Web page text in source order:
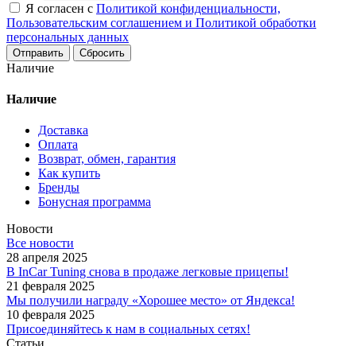
Я согласен с Политикой конфиденциальности,
Пользовательским соглашением и Политикой обработки
персональных данных
Сбросить
Наличие
Наличие
Доставка
Оплата
Возврат, обмен, гарантия
Как купить
Бренды
Бонусная программа
Новости
Все новости
28 апреля 2025
В InCar Tuning снова в продаже легковые прицепы!
21 февраля 2025
Мы получили награду «Хорошее место» от Яндекса!
10 февраля 2025
Присоединяйтесь к нам в социальных сетях!